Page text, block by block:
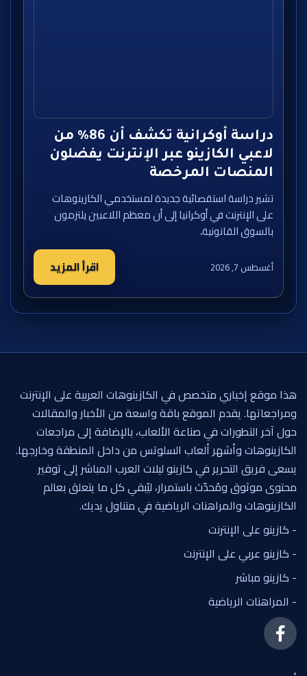
دراسة أوكرانية تكشف أن 86% من
لاعبي الكازينو عبر الإنترنت يفضلون
المنصات المرخصة
تشير دراسة استقصائية جديدة لمستخدمي الكازينوهات
على الإنترنت في أوكرانيا إلى أن معظم اللاعبين يلتزمون
بالسوق القانونية،
أغسطس 7, 2026 اقرأ المزيد
هذا موقع إخباري متخصص في الكازينوهات العربية على الإنترنت
ومراجعاتها. يقدم الموقع باقة واسعة من الأخبار والمقالات
حول آخر التطورات في صناعة الألعاب، بالإضافة إلى مراجعات
الكازينوهات وأشهر ألعاب السلوتس من داخل المنطقة وخارجها.
يسعى فريق التحرير في كازينو ليلات العرب المباشر إلى توفير
محتوى موثوق ومُحدّث باستمرار، ليُبقي كل ما يتعلق بعالم
الكازينوهات والمراهنات الرياضية في متناول يديك.
- كازينو على الإنترنت
- كازينو عربي على الإنترنت
- كازينو مباشر
- المراهنات الرياضية